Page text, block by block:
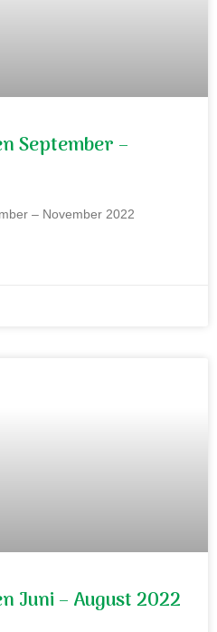
September –
– November 2022
Juni – August 2022